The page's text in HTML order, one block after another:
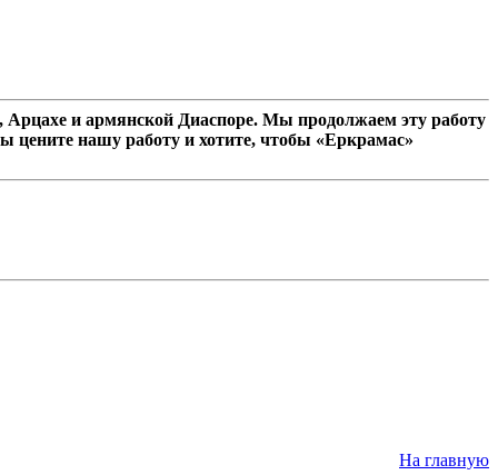
и армянской Диаспоре. Мы продолжаем эту работу
цените нашу работу и хотите, чтобы «Еркрамас»
На главную